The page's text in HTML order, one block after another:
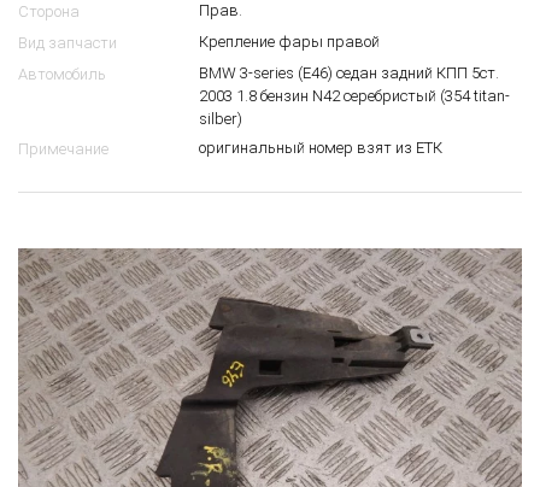
Сторона
Прав.
Вид запчасти
Крепление фары правой
Автомобиль
BMW 3-series (E46) седан задний КПП 5ст.
2003 1.8 бензин N42 серебристый (354 titan-
silber)
Примечание
оригинальный номер взят из ЕТК